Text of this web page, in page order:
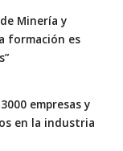
Minería y
formación es
empresas y
en la industria